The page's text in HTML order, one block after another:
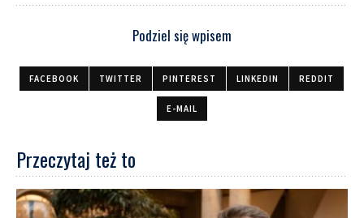
Podziel się wpisem
FACEBOOK TWITTER PINTEREST LINKEDIN REDDIT
E-MAIL
Przeczytaj też to